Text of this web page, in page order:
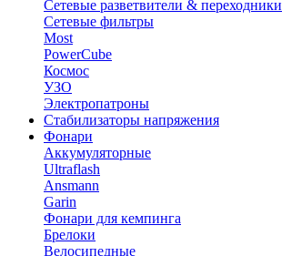
Сетевые разветвители & переходники
Сетевые фильтры
Most
PowerCube
Космос
УЗО
Электропатроны
Стабилизаторы напряжения
Фонари
Аккумуляторные
Ultraflash
Ansmann
Garin
Фонари для кемпинга
Брелоки
Велосипедные